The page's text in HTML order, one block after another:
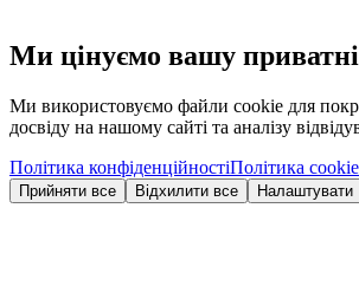
Ми цінуємо вашу
Ми використовуємо файли cookie для
досвіду на нашому сайті та аналізу
Політика конфіденційностіПолітика cookie
Прийняти все Відхилити все Налаштувати